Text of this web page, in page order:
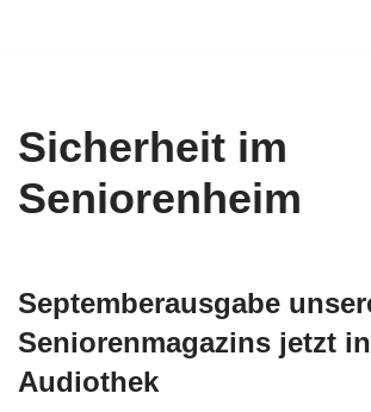
Sicherheit im
Seniorenheim
Septemberausgabe
Seniorenmagazins jetzt
Audiothek